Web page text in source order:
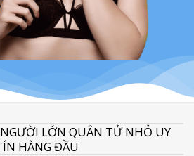
LỚN QUÂN TỬ NHỎ UY
HÀNG ĐẦU